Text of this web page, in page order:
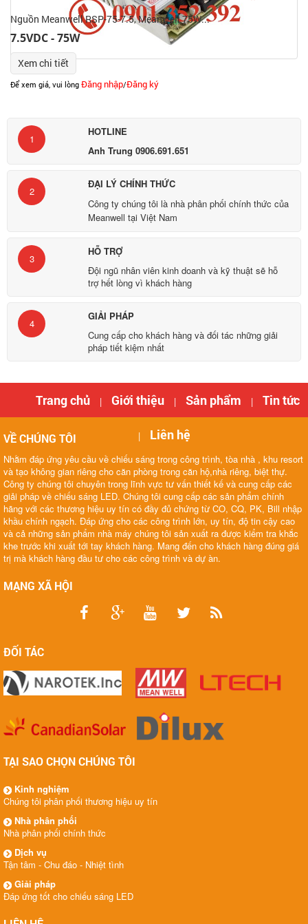
Nguồn Meanwell RSP-75-7.5, Meanwell 75W...
7.5VDC - 75W
Xem chi tiết
Để xem giá, vui lòng Đăng nhập/Đăng ký
1
HOTLINE
Anh Trung 0906.691.651
2
ĐẠI LÝ CHÍNH THỨC
Công ty chúng tôi là nhà phân phối chính thức của
Meanwell tại Việt Nam
3
HỖ TRỢ
Đội ngũ nhân viên kinh doanh và kỹ thuật sẽ hỗ
trợ hết lòng vì khách hàng
4
GIẢI PHÁP
Cung cấp cho khách hàng và đối tác những giải
pháp tiết kiệm nhất
Trang chủ | Giới thiệu | Sản phẩm | Tin tức
| Liên hệ
VỀ CHÚNG TÔI
Nhằm đáp ứng yêu cầu về chiếu sáng trong công trình, tòa nhà , khu resort
và tạo không gian riêng cho căn phòng trong căn hộ,nhà riêng, biệt thự.
Công ty chúng tôi chuyên trong lĩnh vực tư vấn thiết kế và cung cấp các
giải pháp về chiếu sáng LED. Chúng tôi cung cấp các sản phẩm chính
hãng với các thương hiệu uy tín có đầy đủ chứng từ CO, CQ, PK, Bill nhập
khầu chính ngạch. Đáp ứng cho các công trình lớn, uy tín, độ tin cậy cao
và cả những sản phẩm nhà máy chúng tôi sản xuất ra được kiểm tra khắc
khe trước khi xuất tới tay khách hàng. Mang đến cho khách hàng đúng giá
trị mà khách hàng đầu tư cho các công trình và dự àn.
MẠNG XÃ HỘI
ĐỐI TÁC
TẠI SAO CHỌN CHÚNG TÔI
Kinh nghiệm
Chúng tôi phân phối thương hiệu uy tín
Nhà phân phối
Nhà phân phối chính thức
Dịch vụ
Tận tâm - Chu đáo - Nhiệt tình
Giải pháp
Đáp ứng tốt cho chiếu sáng LED